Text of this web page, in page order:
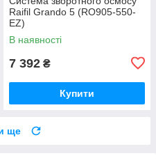
Raifil Grando 5 (RO905-550-
EZ)
В наявності
7 392 ₴
Купити
ще